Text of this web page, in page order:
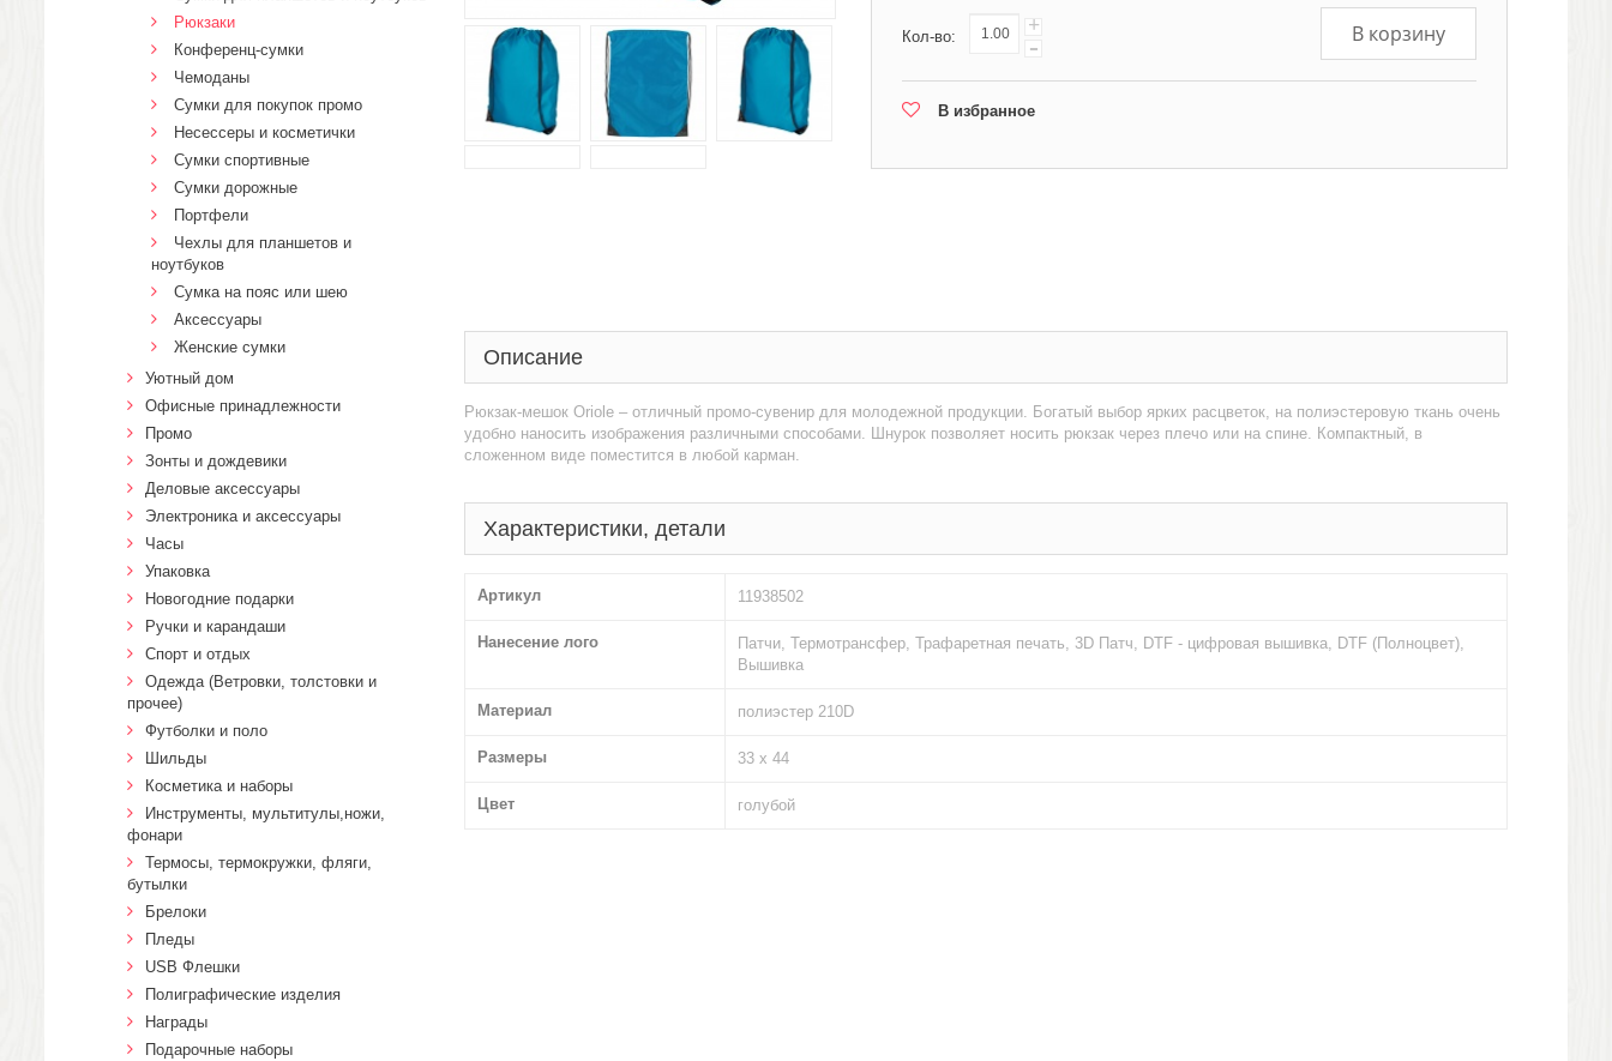
Кол-во: +
- В корзину
В избранное
Описание
Рюкзак-мешок Oriole – отличный промо-сувенир для молодежной продукции. Богатый выбор ярких расцветок, на полиэстеровую ткань очень
удобно наносить изображения различными способами. Шнурок позволяет носить рюкзак через плечо или на спине. Компактный, в
сложенном виде поместится в любой карман.
Характеристики, детали
Артикул 11938502
Нанесение лого
Патчи, Термотрансфер, Трафаретная печать, 3D Патч, DTF - цифровая вышивка, DTF (Полноцвет),
Вышивка
Материал полиэстер 210D
Размеры 33 х 44
Цвет голубой
Рюкзаки
Конференц-сумки
Чемоданы
Сумки для покупок промо
Несессеры и косметички
Сумки спортивные
Сумки дорожные
Портфели
Чехлы для планшетов и
ноутбуков
Сумка на пояс или шею
Аксессуары
Женские сумки
Уютный дом
Офисные принадлежности
Промо
Зонты и дождевики
Деловые аксессуары
Электроника и аксессуары
Часы
Упаковка
Новогодние подарки
Ручки и карандаши
Спорт и отдых
Одежда (Ветровки, толстовки и
прочее)
Футболки и поло
Шильды
Косметика и наборы
Инструменты, мультитулы,ножи,
фонари
Термосы, термокружки, фляги,
бутылки
Брелоки
Пледы
USB Флешки
Полиграфические изделия
Награды
Подарочные наборы